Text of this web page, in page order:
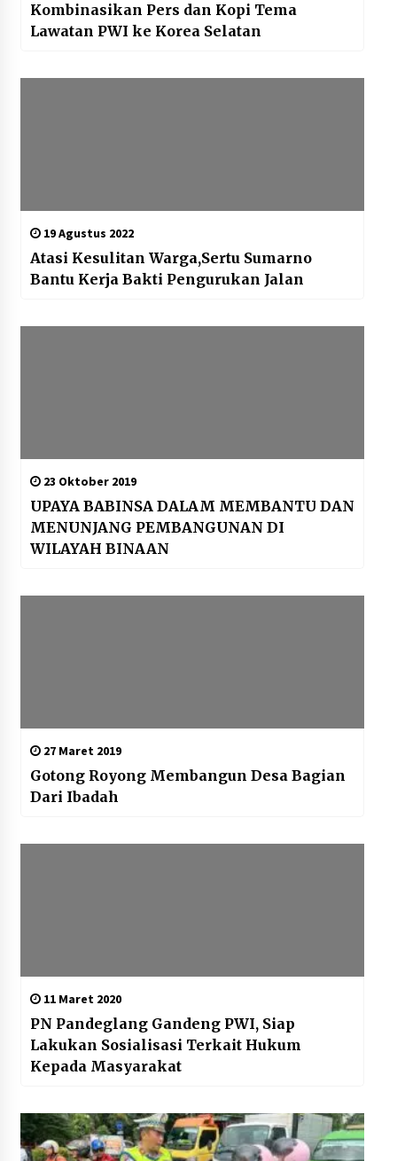
Kombinasikan Pers dan Kopi Tema
Lawatan PWI ke Korea Selatan
19 Agustus 2022
Atasi Kesulitan Warga,Sertu Sumarno
Bantu Kerja Bakti Pengurukan Jalan
23 Oktober 2019
UPAYA BABINSA DALAM MEMBANTU DAN
MENUNJANG PEMBANGUNAN DI
WILAYAH BINAAN
27 Maret 2019
Gotong Royong Membangun Desa Bagian
Dari Ibadah
11 Maret 2020
PN Pandeglang Gandeng PWI, Siap
Lakukan Sosialisasi Terkait Hukum
Kepada Masyarakat